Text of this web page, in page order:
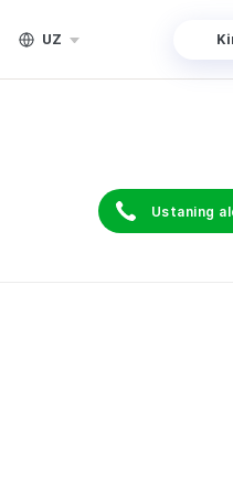
UZ
Ustaning